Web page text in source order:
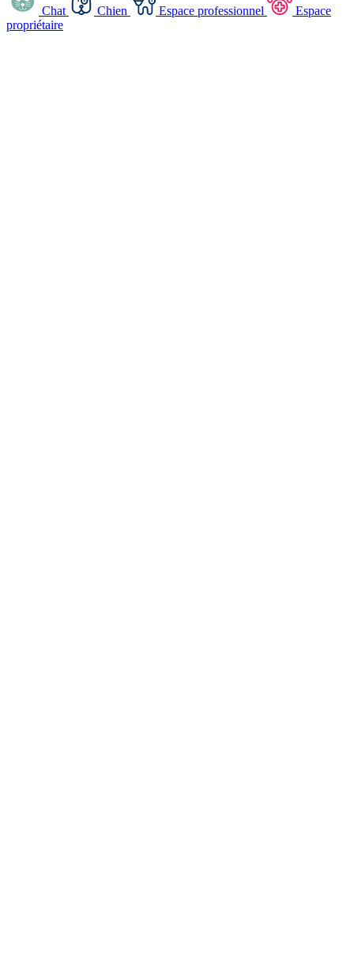
Chat Chien Espace professionnel
Espace
propriétaire